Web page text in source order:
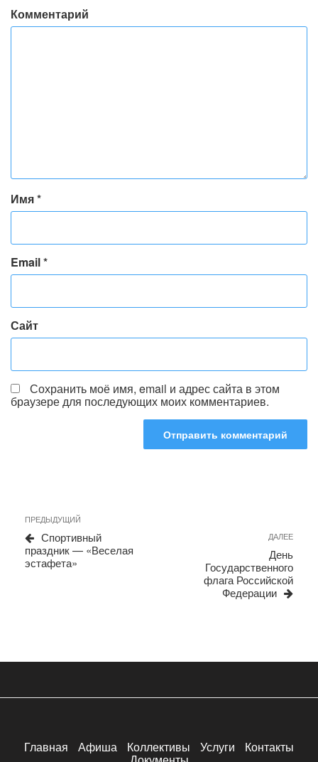
Комментарий
Имя*
Email*
Сайт
Сохранить моё имя, email и адрес сайта в этом
браузере для последующих моих комментариев.
Навигация
по
записям
Предыдущая
запись
ПРЕДЫДУЩИЙ
Спортивный
праздник — «Веселая
эстафета»
ДАЛЕЕ
День
Государственного
флага Российской
Федерации
Главная Афиша Коллективы Услуги Контакты